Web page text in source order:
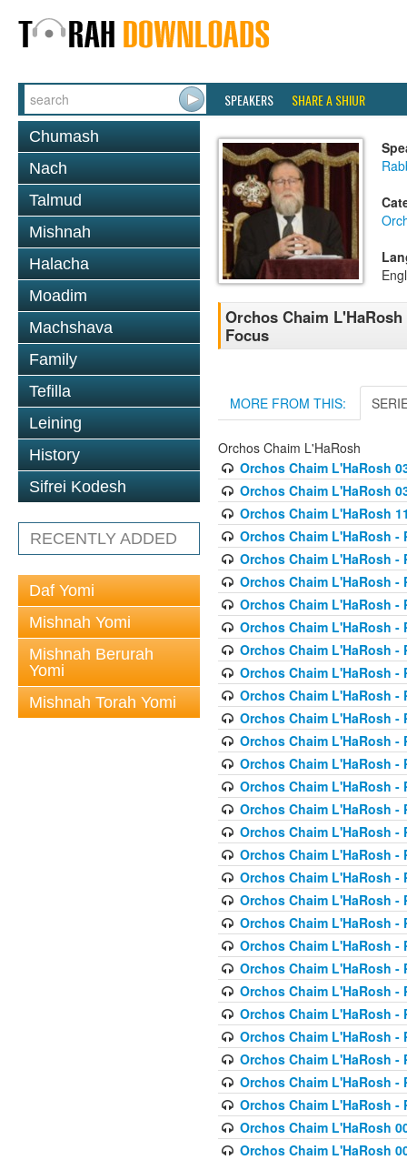
SPEAKERS SHARE A SHIUR
Chumash
Nach
Talmud
Mishnah
Halacha
Moadim
Machshava
Family
Tefilla
Leining
History
Sifrei Kodesh
RECENTLY ADDED
Daf Yomi
Mishnah Yomi
Mishnah Berurah
Yomi
Mishnah Torah Yomi
Orchos Chaim
Focus
MORE FROM THIS:
Orchos Chaim L'HaRosh
Orchos Chaim L'HaRosh
Orchos Chaim L'HaRosh
Orchos Chaim L'HaRosh
Orchos Chaim L'HaRosh -
Orchos Chaim L'HaRosh -
Orchos Chaim L'HaRosh -
Orchos Chaim L'HaRosh -
Orchos Chaim L'HaRosh -
Orchos Chaim L'HaRosh -
Orchos Chaim L'HaRosh -
Orchos Chaim L'HaRosh -
Orchos Chaim L'HaRosh -
Orchos Chaim L'HaRosh -
Orchos Chaim L'HaRosh -
Orchos Chaim L'HaRosh -
Orchos Chaim L'HaRosh -
Orchos Chaim L'HaRosh -
Orchos Chaim L'HaRosh -
Orchos Chaim L'HaRosh -
Orchos Chaim L'HaRosh -
Orchos Chaim L'HaRosh -
Orchos Chaim L'HaRosh -
Orchos Chaim L'HaRosh -
Orchos Chaim L'HaRosh -
Orchos Chaim L'HaRosh -
Orchos Chaim L'HaRosh -
Orchos Chaim L'HaRosh -
Orchos Chaim L'HaRosh -
Orchos Chaim L'HaRosh -
Orchos Chaim L'HaRosh
Orchos Chaim L'HaRosh